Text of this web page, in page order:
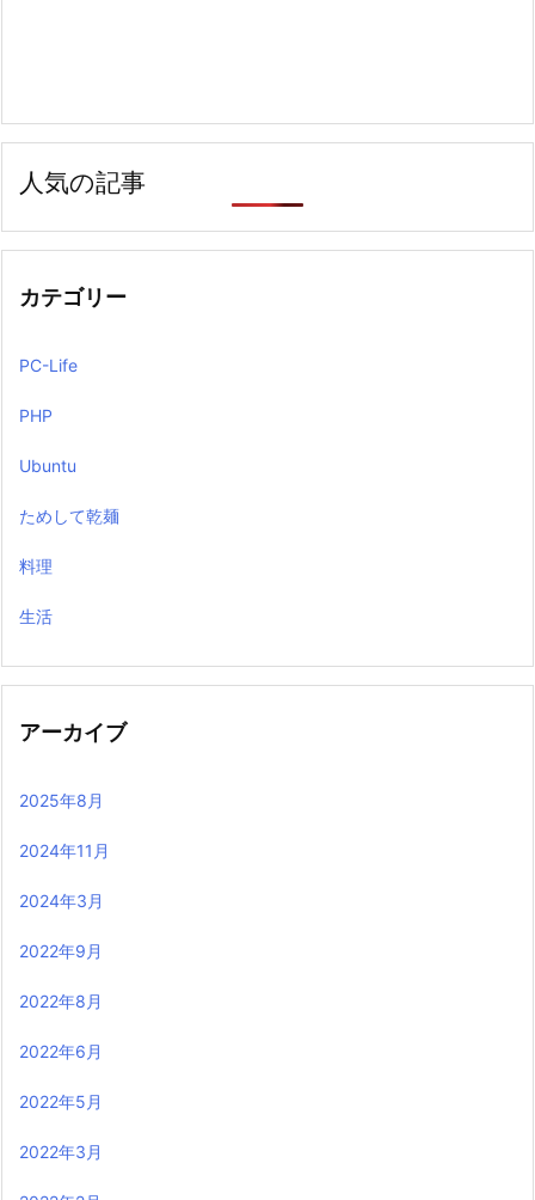
人気の記事
カテゴリー
PC-Life
PHP
Ubuntu
ためして乾麺
料理
生活
アーカイブ
2025年8月
2024年11月
2024年3月
2022年9月
2022年8月
2022年6月
2022年5月
2022年3月